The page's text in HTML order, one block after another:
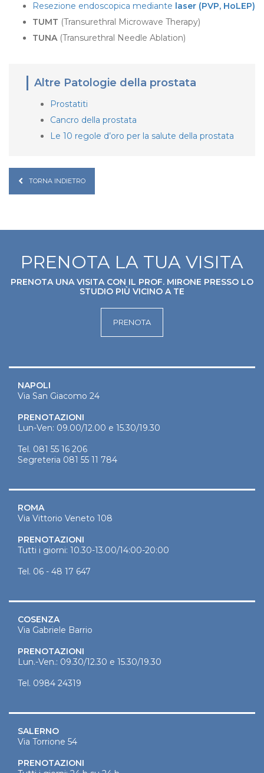
Resezione endoscopica mediante laser (PVP, HoLEP)
TUMT (Transurethral Microwave Therapy)
TUNA(Transurethral Needle Ablation)
Altre Patologie della prostata
Prostatiti
Cancro della prostata
Le 10 regole d’oro per la salute della prostata
TORNA INDIETRO
PRENOTA LA TUA VISITA
PRENOTA UNA VISITA CON IL PROF. MIRONE PRESSO LO
STUDIO PIÙ VICINO A TE
PRENOTA
NAPOLI
Via San Giacomo 24
PRENOTAZIONI
Lun-Ven: 09.00/12.00 e 15.30/19.30
Tel. 081 55 16 206
Segreteria 081 55 11 784
ROMA
Via Vittorio Veneto 108
PRENOTAZIONI
Tutti i giorni: 10.30-13.00/14:00-20:00
Tel. 06 - 48 17 647
COSENZA
Via Gabriele Barrio
PRENOTAZIONI
Lun.-Ven.: 09.30/12.30 e 15.30/19.30
Tel. 0984 24319
SALERNO
Via Torrione 54
PRENOTAZIONI